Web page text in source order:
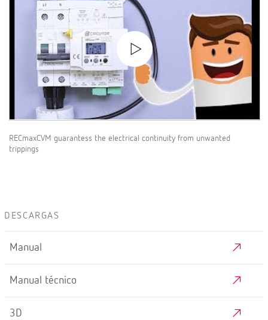
RECmaxCVM guarantess the electrical continuity from unwanted
trippings
DESCARGAS
Manual
Manual técnico
3D